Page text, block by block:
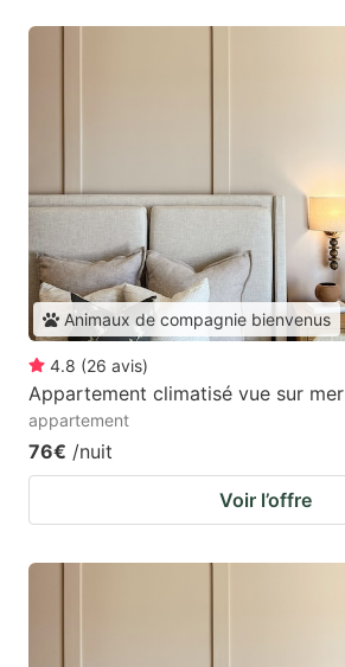
Animaux de compagnie bienvenus
4.8 (26 avis)
Appartement climatisé vue sur mer
appartement
76€ /nuit
Voir l’offre